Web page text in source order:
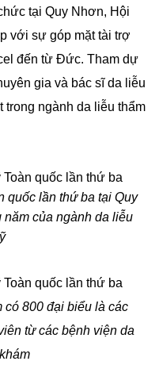
tại Quy Nhơn, Hội
với sự góp mặt tài trợ
đến từ Đức. Tham dự
gia và bác sĩ da liễu
ngành da liễu thẩm
quốc lần thứ ba tại Quy
của ngành da liễu
có 800 đại biểu là các
từ các bệnh viện da